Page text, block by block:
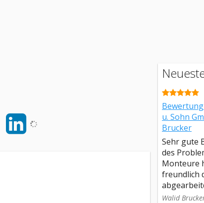
u. Sohn
Brucker
Sehr gute
des
Monteure
freundlich
Walid